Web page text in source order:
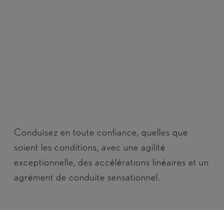
Conduisez en toute confiance, quelles que
soient les conditions, avec une agilité
exceptionnelle, des accélérations linéaires et un
agrément de conduite sensationnel.